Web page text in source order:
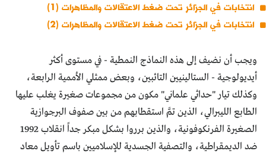
انتخابات في الجزائر تحت ضغط الاعتقالات والمظاهرات (1)
انتخابات في الجزائر تحت ضغط الاعتقالات والمظاهرات (2)
ويجب أن نضيف إلى هذه النماذج النمطية - في مستوى أكثر
أيديولوجية - الستالينيين التائبين، وبعض ممثلي الأممية الرابعة،
وكذلك تيار "حداثي علماني" مكون من مجموعات صغيرة يغلب عليها
الطابع الليبرالي، الذين تمَّ استقطابهم من بين صفوف البرجوازية
الصغيرة الفرنكوفونية، والذين برروا بشكل مبكر جداً انقلاب 1992
ضد الديمقراطية، والتصفية الجسدية للإسلاميين باسم تأويل معاد